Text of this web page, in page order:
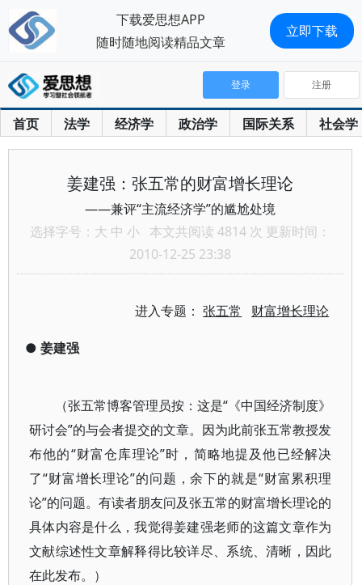
首页 法学 经济学 政治学 国际关系 社会学
登录 注册
姜建强：张五常的财富增长理论
——兼评“主流经济学”的尴尬处境
选择字号： 大 中 小 本文共阅读 4814 次 更新时间：
2010-12-25 23:38
进入专题：张五常 财富增长理论
● 姜建强
（张五常博客管理员按：这是“《中国经济制度》
研讨会”的与会者提交的文章。因为此前张五常教授发
布他的“财富仓库理论”时，简略地提及他已经解决
了“财富增长理论”的问题，余下的就是“财富累积理
论”的问题。有读者朋友问及张五常的财富增长理论的
具体内容是什么，我觉得姜建强老师的这篇文章作为
文献综述性文章解释得比较详尽、系统、清晰，因此
在此发布。）
下载爱思想APP
随时随地阅读精品文章
立即下载